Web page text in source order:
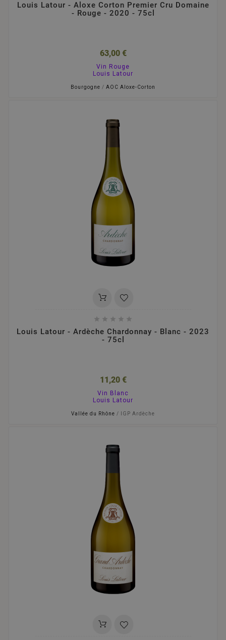
Louis Latour - Aloxe Corton Premier Cru Domaine
- Rouge - 2020 - 75cl
63,00 €
Vin Rouge
Louis Latour
Bourgogne / AOC Aloxe-Corton
    
Louis Latour - Ardèche Chardonnay - Blanc - 2023
- 75cl
11,20 €
Vin Blanc
Louis Latour
Vallée du Rhône / IGP Ardèche